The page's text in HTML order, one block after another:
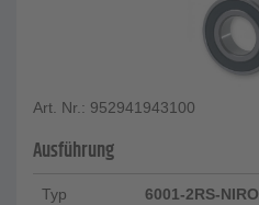
Art. Nr.: 952941943100
Ausführung
Typ 6001-2RS-NIRO